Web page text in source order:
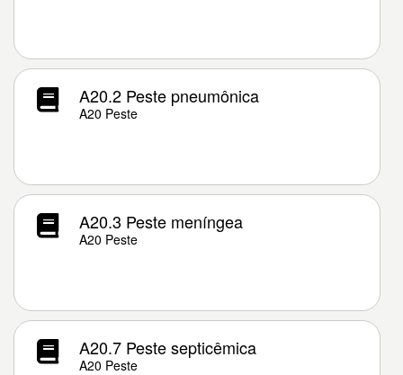
A20.2 Peste pneumônica
A20 Peste
A20.3 Peste meníngea
A20 Peste
A20.7 Peste septicêmica
A20 Peste